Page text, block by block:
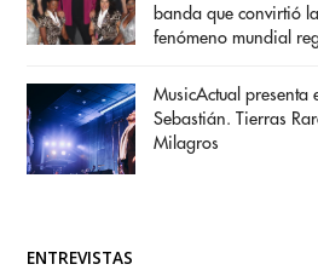
banda que convirtió
fenómeno mundial
MusicActual presenta
Sebastián. Tierras
Milagros
ENTREVISTAS